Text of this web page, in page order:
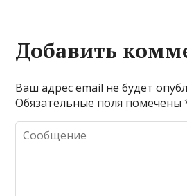
Добавить
Ваш адрес email не будет
Обязательные поля помечены